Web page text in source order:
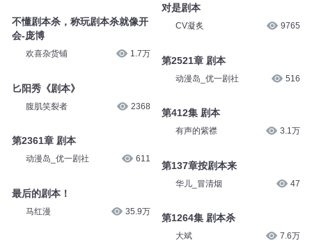
不懂剧本杀，称玩剧本杀就像开
会-庞博
欢喜杂货铺 1.7万
匕阳秀《剧本》
腹肌笑裂者 2368
第2361章 剧本
动漫岛_优一剧社 611
最后的剧本！
马红漫 35.9万
对是剧本
CV凝炙 9765
第2521章 剧本
动漫岛_优一剧社 516
第412集 剧本
有声的紫襟 3.1万
第137章按剧本来
华儿_冒清烟 47
第1264集 剧本杀
大斌 7.6万